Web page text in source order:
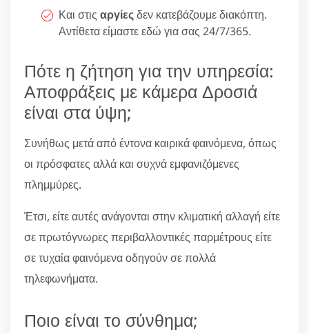
Και στις αργίεςδεν κατεβάζουμε διακόπτη.
Αντίθετα είμαστε εδώ για σας 24/7/365.
Πότε η ζήτηση για την υπηρεσία:
Αποφράξεις με κάμερα Δροσιά
είναι στα ύψη;
Συνήθως μετά από έντονα καιρικά φαινόμενα, όπως
οι πρόσφατες αλλά και συχνά εμφανιζόμενες
πλημμύρες.
Έτσι, είτε αυτές ανάγονται στην κλιματική αλλαγή είτε
σε πρωτόγνωρες περιβαλλοντικές παρμέτρους είτε
σε τυχαία φαινόμενα οδηγούν σε πολλά
τηλεφωνήματα.
Ποιο είναι το σύνθημα;